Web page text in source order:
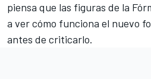
piensa que las figuras de la
a ver cómo funciona el nuevo
antes de criticarlo.